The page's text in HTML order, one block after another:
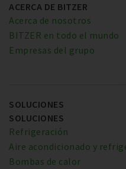
ACERCA DE BITZER
Acerca de nosotros
BITZER en todo el mundo
Empresas del grupo
SOLUCIONES
SOLUCIONES
Refrigeración
Aire acondicionado y
Bombas de calor